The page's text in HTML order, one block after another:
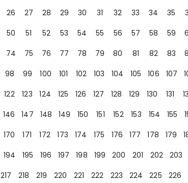
26 27 28 29 30 31 32 33 34 35
50 51 52 53 54 55 56 57 58 59
74 75 76 77 78 79 80 81 82 83
98 99 100 101 102 103 104 105 106 107
122 123 124 125 126 127 128 129 130 131
146 147 148 149 150 151 152 153 154 155
170 171 172 173 174 175 176 177 178 179
194 195 196 197 198 199 200 201 202 203
217 218 219 220 221 222 223 224 225 226